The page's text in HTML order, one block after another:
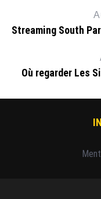
Streaming South
Où regarder Les